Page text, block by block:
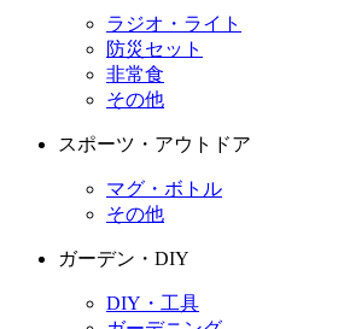
ラジオ・ライト
防災セット
非常食
その他
スポーツ・アウトドア
マグ・ボトル
その他
ガーデン・DIY
DIY・工具